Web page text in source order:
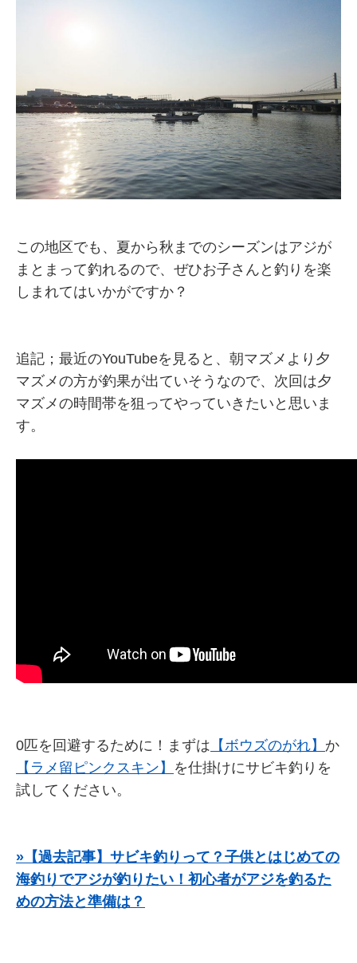
この地区でも、夏から秋までのシーズンはアジが
まとまって釣れるので、ぜひお子さんと釣りを楽
しまれてはいかがですか？
追記；最近のYouTubeを見ると、朝マズメより夕
マズメの方が釣果が出ていそうなので、次回は夕
マズメの時間帯を狙ってやっていきたいと思いま
す。
0匹を回避するために！まずは 【ボウズのがれ】 か
【ラメ留ピンクスキン】 を仕掛けにサビキ釣りを
試してください。
»【過去記事】サビキ釣りって？子供とはじめての
海釣りでアジが釣りたい！初心者がアジを釣るた
めの方法と準備は？